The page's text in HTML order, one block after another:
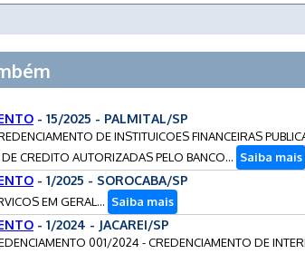
- 15/2025 - PALMITAL/SP
DE INSTITUICOES FINANCEIRAS
CREDITO AUTORIZADAS PELO BANCO... Saiba mais
- 1/2025 - SOROCABA/SP
EM GERAL... Saiba mais
- 1/2024 - JACAREI/SP
001/2024 - CREDENCIAMENTO DE